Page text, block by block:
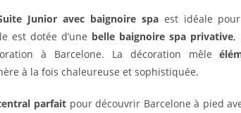
Junior avec baignoire spaest idéale
est dotée d’une belle baignoire spa privative,
à Barcelone. La décoration mêle
à la fois chaleureuse et sophistiquée.
parfaitpour découvrir Barcelone à pied